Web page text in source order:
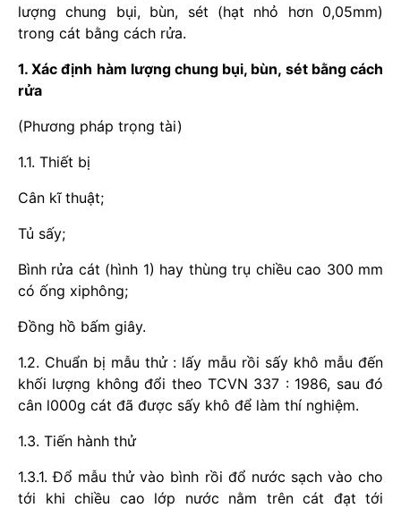
lượng chung bụi, bùn, sét (hạt nhỏ hơn 0,05mm)
trong cát bằng cách rửa.
1. Xác định hàm lượng chung bụi, bùn, sét bằng cách
rửa
(Phương pháp trọng tài)
1.1. Thiết bị
Cân kĩ thuật;
Tủ sấy;
Bình rửa cát (hình 1) hay thùng trụ chiều cao 300 mm
có ống xiphông;
Đồng hồ bấm giây.
1.2. Chuẩn bị mẫu thử : lấy mẫu rồi sấy khô mẫu đến
khối lượng không đổi theo TCVN 337 : 1986, sau đó
cân l000g cát đã được sấy khô để làm thí nghiệm.
1.3. Tiến hành thử
1.3.1. Đổ mẫu thử vào bình rồi đổ nước sạch vào cho
tới khi chiều cao lớp nước nằm trên cát đạt tới